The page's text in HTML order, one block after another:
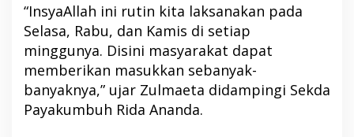
“InsyaAllah ini rutin kita laksanakan pada
Selasa, Rabu, dan Kamis di setiap
minggunya. Disini masyarakat dapat
memberikan masukkan sebanyak-
banyaknya,” ujar Zulmaeta didampingi Sekda
Payakumbuh Rida Ananda.